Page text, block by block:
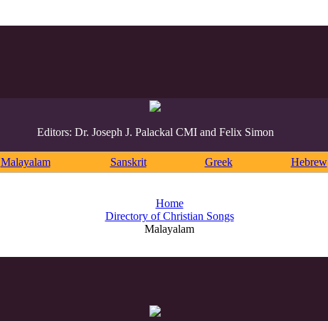
Editors: Dr. Joseph J. Palackal CMI and Felix Simon
Malayalam Sanskrit Greek Hebrew
Home
Directory of Christian Songs
Malayalam